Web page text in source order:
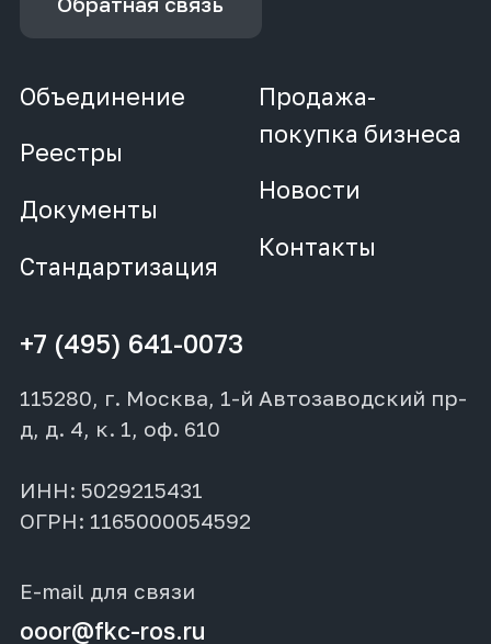
Объединение
Реестры
Документы
Стандартизация
Продажа-
покупка бизнеса
Новости
Контакты
+7 (495) 641-0073
115280, г. Москва, 1-й Автозаводский пр-
д, д. 4, к. 1, оф. 610
ИНН: 5029215431
ОГРН: 1165000054592
E-mail для связи
ooor@fkc-ros.ru